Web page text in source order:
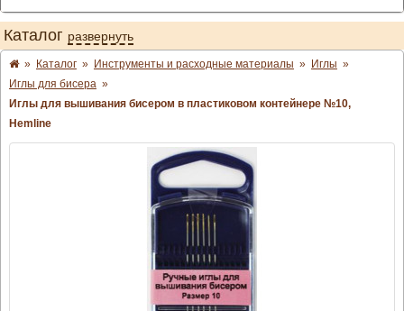
Каталог развернуть
» Каталог » Инструменты и расходные материалы » Иглы »
Иглы для бисера »
Иглы для вышивания бисером в пластиковом контейнере №10,
Hemline